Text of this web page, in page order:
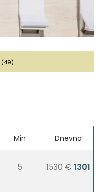
(49)
Min Dnevna
5 1530 €1301